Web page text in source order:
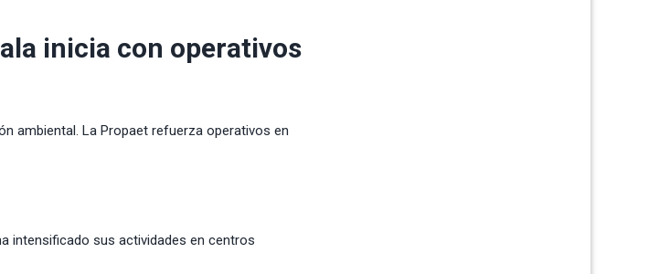
inicia con operativos
ambiental. La Propaet refuerza operativos en
intensificado sus actividades en centros